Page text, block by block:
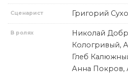
Сценарист Григорий
В ролях
Николай
Кологривый,
Глеб
Анна Покров,